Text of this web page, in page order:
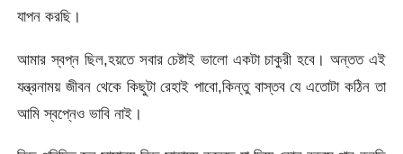
যাপন করছি।
আমার স্বপ্ন ছিল,হয়তে সবার চেষ্টাই ভালো একটা চাকুরী হবে। অন্তত এই
যন্ত্রনাময় জীবন থেকে কিছুটা রেহাই পাবো,কিন্তু বাস্তব যে এতোটা কঠিন তা
আমি স্বপ্নেও ভাবি নাই।